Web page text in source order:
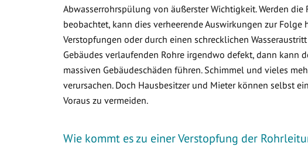
Abwasserrohrspülung von äußerster Wichtigkeit. Werden
beobachtet, kann dies verheerende Auswirkungen zur Folge
Verstopfungen oder durch einen schrecklichen
Gebäudes verlaufenden Rohre irgendwo defekt, dann kann
massiven Gebäudeschäden führen. Schimmel und vieles
verursachen. Doch Hausbesitzer und Mieter können selbst
Voraus zu vermeiden.
Wie kommt es zu einer Verstopfung der